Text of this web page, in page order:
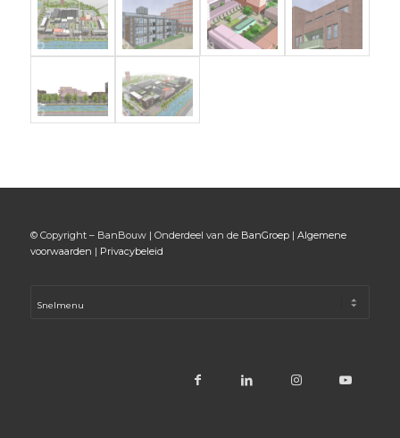
© Copyright – BanBouw | Onderdeel van de BanGroep| Algemene
voorwaarden | Privacybeleid